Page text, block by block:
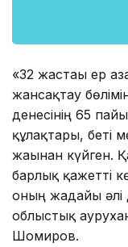
«32 жастағы ер
жансақтау
денесінің 65
құлақтары, беті
жағынан күйген.
барлық қажетті
оның жағдайы
облыстық
Шомиров.